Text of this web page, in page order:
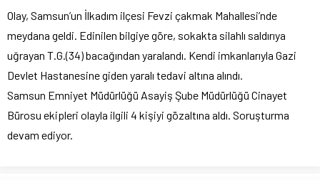
Olay, Samsun’un İlkadım ilçesi Fevzi çakmak Mahallesi’nde
meydana geldi. Edinilen bilgiye göre, sokakta silahlı saldırıya
uğrayan T.G.(34) bacağından yaralandı. Kendi imkanlarıyla Gazi
Devlet Hastanesine giden yaralı tedavi altına alındı.
Samsun Emniyet Müdürlüğü Asayiş Şube Müdürlüğü Cinayet
Bürosu ekipleri olayla ilgili 4 kişiyi gözaltına aldı. Soruşturma
devam ediyor.